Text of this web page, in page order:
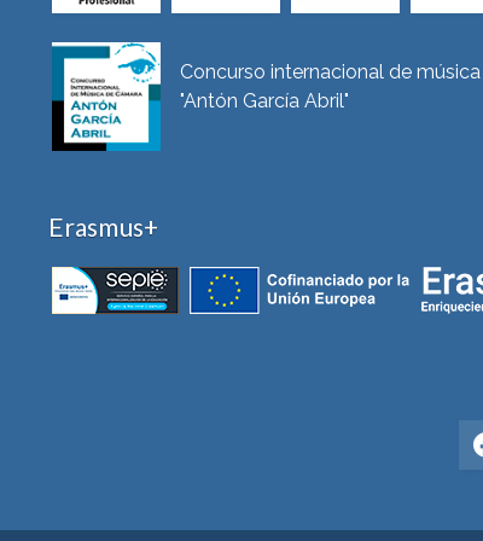
Concurso internacional de
"Antón García Abril"
Erasmus+